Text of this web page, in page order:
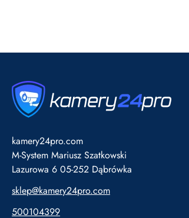
kamery24pro.com
M-System Mariusz Szatkowski
Lazurowa 6 05-252 Dąbrówka
sklep@kamery24pro.com
500104399